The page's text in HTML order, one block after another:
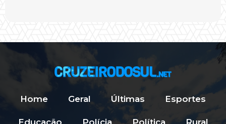
Home Geral Últimas Esportes